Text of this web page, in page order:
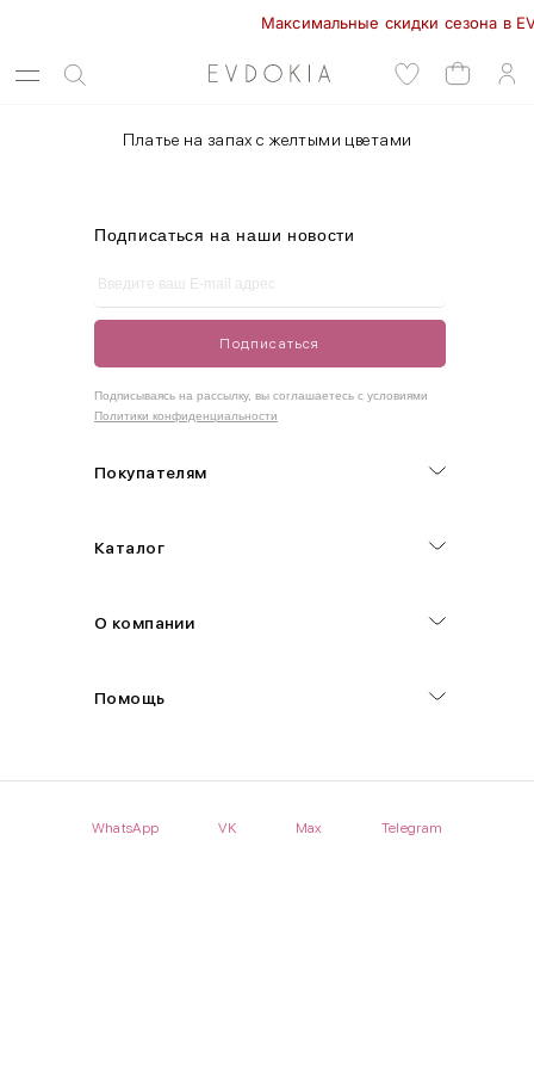
Максимальные скидки сезона в
Платье на запах с желтыми цветами
Покупателям
Каталог
О компании
Помощь
Подписаться на наши новости
Подписаться
Подписываясь на рассылку, вы соглашаетесь с условиями
Политики конфиденциальности
WhatsApp VK Max Telegram